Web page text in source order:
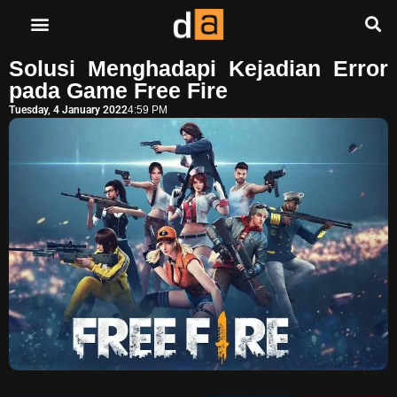
Solusi Menghadapi Kejadian Error
pada Game Free Fire
Tuesday, 4 January 20224:59 PM